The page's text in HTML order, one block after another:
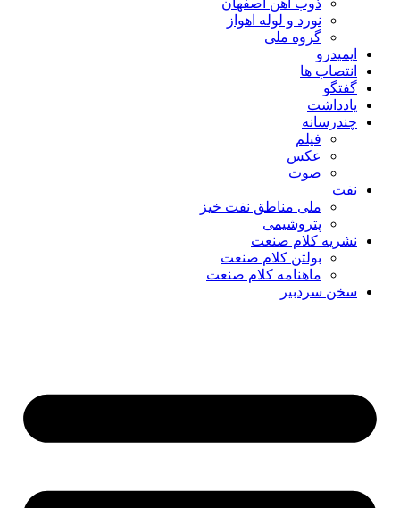
نورد و لوله اهواز
گروه ملی
ایمیدرو
انتصاب ها
گفتگو
یادداشت
چندرسانه
فیلم
عکس
صوت
نفت
ملی مناطق نفت خیز
پتروشیمی
نشریه کلام صنعت
بولتن کلام صنعت
ماهنامه کلام صنعت
سخن سردبیر